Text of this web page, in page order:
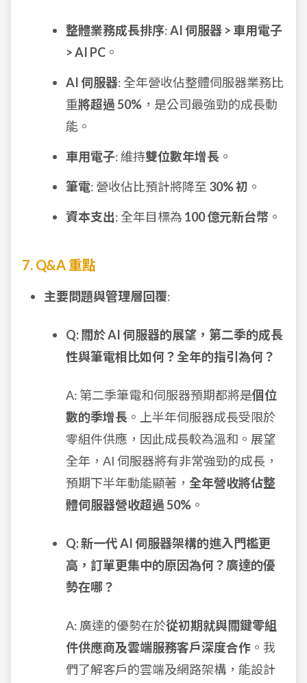
整體業務成長排序:AI 伺服器 > 車用電子
> AI PC 。
AI 伺服器: 全年營收佔整體伺服器業務比
重將超過 50% ，是公司最強勁的成長動
能。
車用電子: 維持雙位數年增長 。
筆電: 營收佔比預計將降至 30% 初 。
資本支出: 全年目標為 100 億元新台幣 。
7. Q&A 重點
主要問題與管理層回覆:
Q: 關於 AI 伺服器的展望，第二季的成長
性與筆電相比如何？全年的指引為何？
A: 第二季筆電和伺服器預期都將是個位
數的季增長 。上半年伺服器成長受限於
零組件供應，因此成長較為溫和。展望
全年，AI 伺服器將有非常強勁的成長，
預期下半年動能顯著， 全年營收將佔整
體伺服器營收超過 50% 。
Q: 新一代 AI 伺服器架構的進入門檻更
高，訂單更集中的原因為何？廣達的優
勢在哪？
A: 廣達的優勢在於從初期就與關鍵零組
件供應商及雲端服務客戶深度合作 。我
們了解客戶的雲端及網路架構，能設計